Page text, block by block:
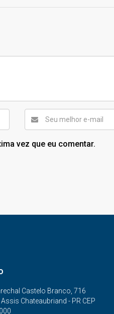
vez que eu comentar.
Castelo Branco, 716
Chateaubriand - PR CEP